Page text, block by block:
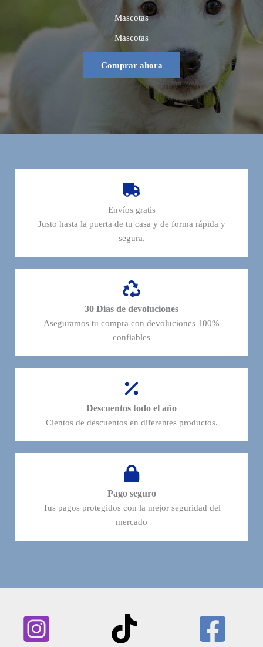
Mascotas
Mascotas
Comprar ahora
Envíos gratis
Justo hasta la puerta de tu casa y de forma rápida y
segura.​
30 Dias de devoluciones
Aseguramos tu compra con devoluciones 100%
confiables
Descuentos todo el año
Cientos de descuentos en diferentes productos.​
Pago seguro
Tus pagos protegidos con la mejor seguridad del
mercado​